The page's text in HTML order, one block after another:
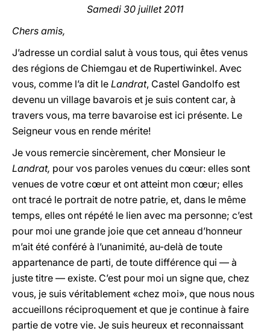
Samedi 30 juillet 2011
Chers amis,
J’adresse un cordial salut à vous tous, qui êtes venus
des régions de Chiemgau et de Rupertiwinkel. Avec
vous, comme l’a dit le Landrat, Castel Gandolfo est
devenu un village bavarois et je suis content car, à
travers vous, ma terre bavaroise est ici présente. Le
Seigneur vous en rende mérite!
Je vous remercie sincèrement, cher Monsieur le
Landrat, pour vos paroles venues du cœur: elles sont
venues de votre cœur et ont atteint mon cœur; elles
ont tracé le portrait de notre patrie, et, dans le même
temps, elles ont répété le lien avec ma personne; c’est
pour moi une grande joie que cet anneau d’honneur
m’ait été conféré à l’unanimité, au-delà de toute
appartenance de parti, de toute différence qui — à
juste titre — existe. C’est pour moi un signe que, chez
vous, je suis véritablement «chez moi», que nous nous
accueillons réciproquement et que je continue à faire
partie de votre vie. Je suis heureux et reconnaissant